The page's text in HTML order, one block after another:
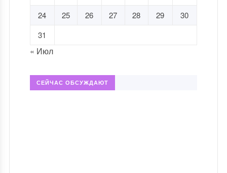
24
25 26 27 28 29
30
31
« Июл
СЕЙЧАС ОБСУЖДАЮТ